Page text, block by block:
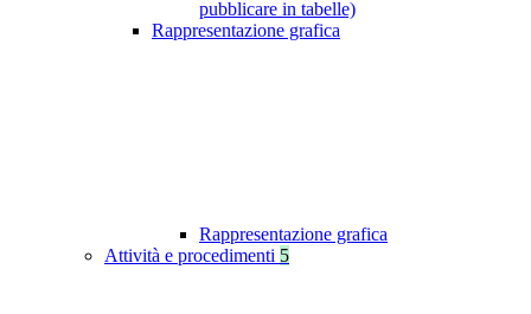
pubblicare in tabelle)
Rappresentazione grafica
Rappresentazione grafica
Attività e procedimenti 5